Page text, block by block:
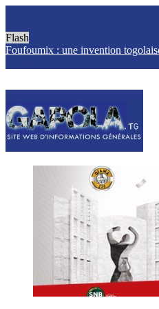
Flash
Foufoumix : une invention